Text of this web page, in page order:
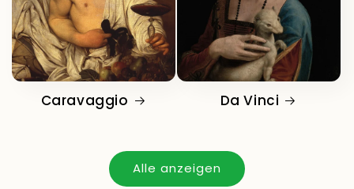
Caravaggio Da Vinci
Alle anzeigen